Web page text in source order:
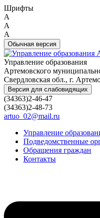
Шрифты
A
A
A
Обычная версия
Управление образования
Артемовского
Свердловская обл., г.
Версия для слабовидящих
(34363)2-46-47
(34363)2-48-73
artuo_02@mail.ru
Управление
Подведомственные
Обращения граждан
Контакты